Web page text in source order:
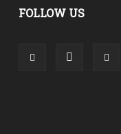
FOLLOW US